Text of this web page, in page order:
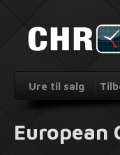
Ure til salg
European